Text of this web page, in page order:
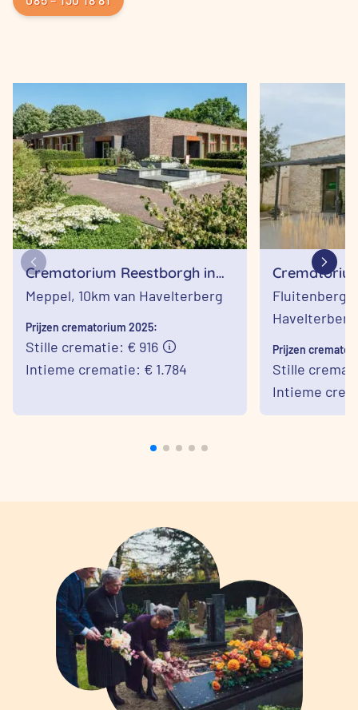
Crematorium Reestborgh in
Meppel
Meppel, 10km van Havelterberg
Prijzen crematorium 2025:
Stille crematie: € 916
Intieme crematie: € 1.784
Fluitenberg,
Havelterberg
Prijzen
Stille
Intieme